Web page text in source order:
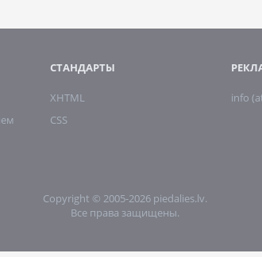
СТАНДАРТЫ
XHTML
CSS
info
Copyright © 2005-2026 piedalies.lv.
Все права защищены.